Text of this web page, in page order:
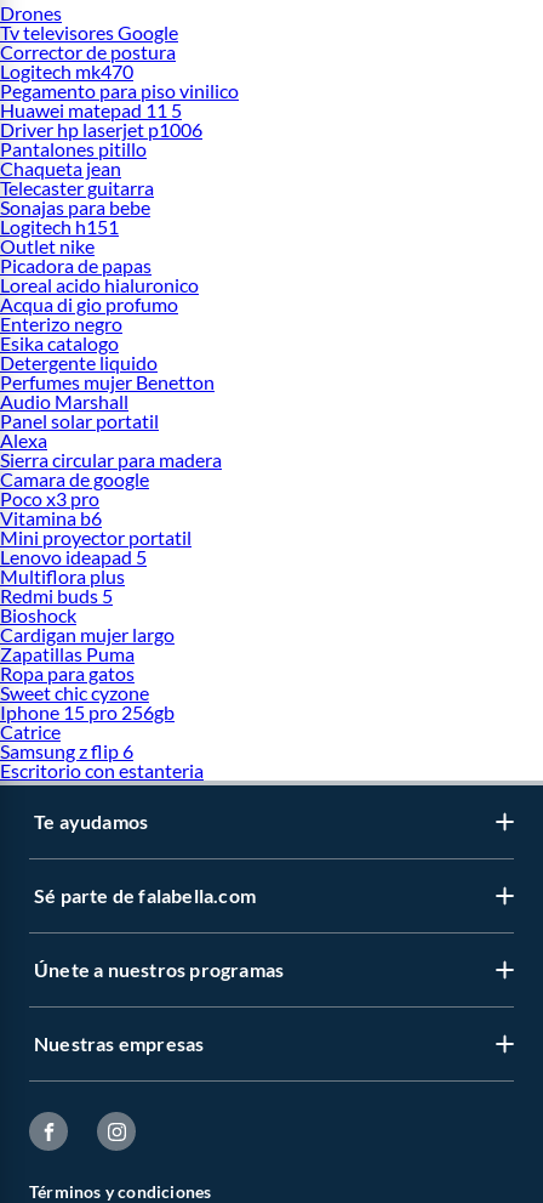
Drones
Tv televisores Google
Corrector de postura
Logitech mk470
Pegamento para piso vinilico
Huawei matepad 11 5
Driver hp laserjet p1006
Pantalones pitillo
Chaqueta jean
Telecaster guitarra
Sonajas para bebe
Logitech h151
Outlet nike
Picadora de papas
Loreal acido hialuronico
Acqua di gio profumo
Enterizo negro
Esika catalogo
Detergente liquido
Perfumes mujer Benetton
Audio Marshall
Panel solar portatil
Alexa
Sierra circular para madera
Camara de google
Poco x3 pro
Vitamina b6
Mini proyector portatil
Lenovo ideapad 5
Multiflora plus
Redmi buds 5
Bioshock
Cardigan mujer largo
Zapatillas Puma
Ropa para gatos
Sweet chic cyzone
Iphone 15 pro 256gb
Catrice
Samsung z flip 6
Escritorio con estanteria
Te ayudamos
Sé parte de falabella.com
Únete a nuestros programas
Nuestras empresas
Términos y condiciones